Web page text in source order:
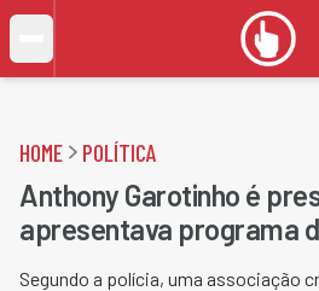
HOME POLÍTICA
Anthony Garotinho é
apresentava programa
Segundo a polícia, uma associação